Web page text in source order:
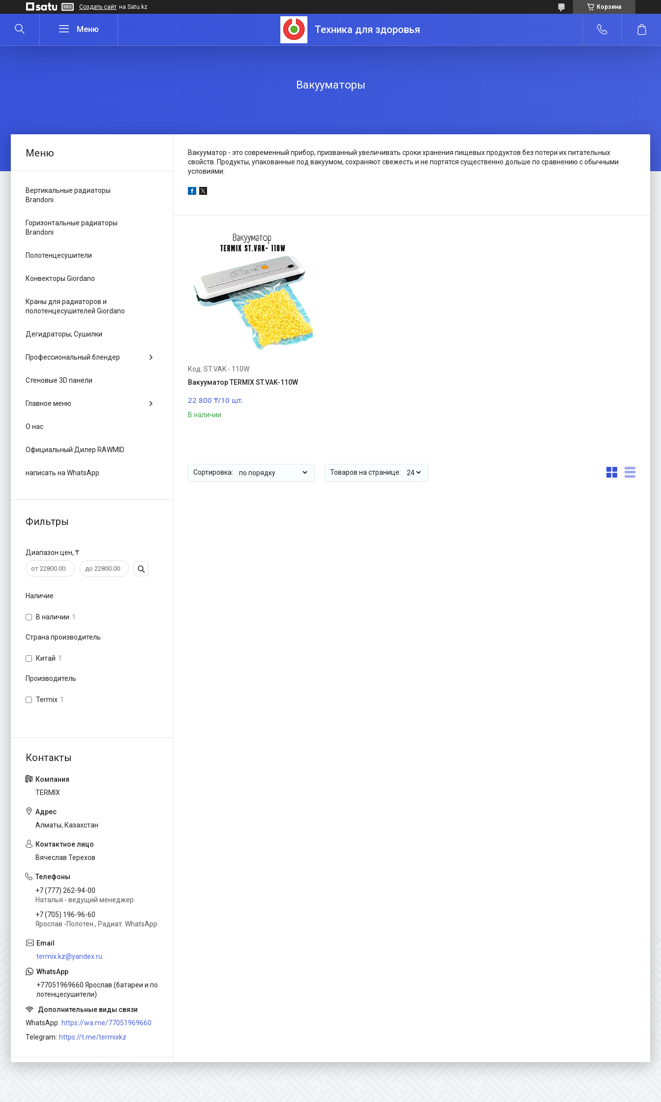
Создать сайт на Satu.kz Корзина
Техника для здоровья
Вакууматоры
Вакууматор - это современный прибор, призванный увеличивать сроки хранения пищевых продуктов без потери их питательных
свойств. Продукты, упакованные под вакуумом, сохраняют свежесть и не портятся существенно дольше по сравнению с обычными
условиями.
ST.VAK - 110W
Вакууматор TERMIX ST.VAK-110W
22 800 ₸/10 шт.
В наличии
Вертикальные радиаторы
Brandoni
Горизонтальные радиаторы
Brandoni
Полотенцесушители
Конвекторы Giordano
Краны для радиаторов и
полотенцесушителей Giordano
Дегидраторы, Сушилки
Профессиональный блендер
Стеновые 3D панели
Главное меню
О нас
Официальный Дилер RAWMID
написать на WhatsApp
Фильтры
Диапазон цен, ₸
Наличие
В наличии 1
Страна производитель
Китай 1
Производитель
Termix 1
TERMIX
Алматы, Казахстан
Вячеслав Терехов
+7 (777) 262-94-00
Наталья - ведущий менеджер
+7 (705) 196-96-60
Ярослав -Полотен., Радиат. WhatsApp
termix.kz@yandex.ru
+77051969660 Ярослав (батареи и по
лотенцесушители)
WhatsApp https://wa.me/77051969660
Telegram https://t.me/termixkz